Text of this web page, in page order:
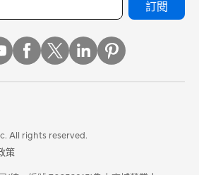
訂閱
All rights reserved.
策